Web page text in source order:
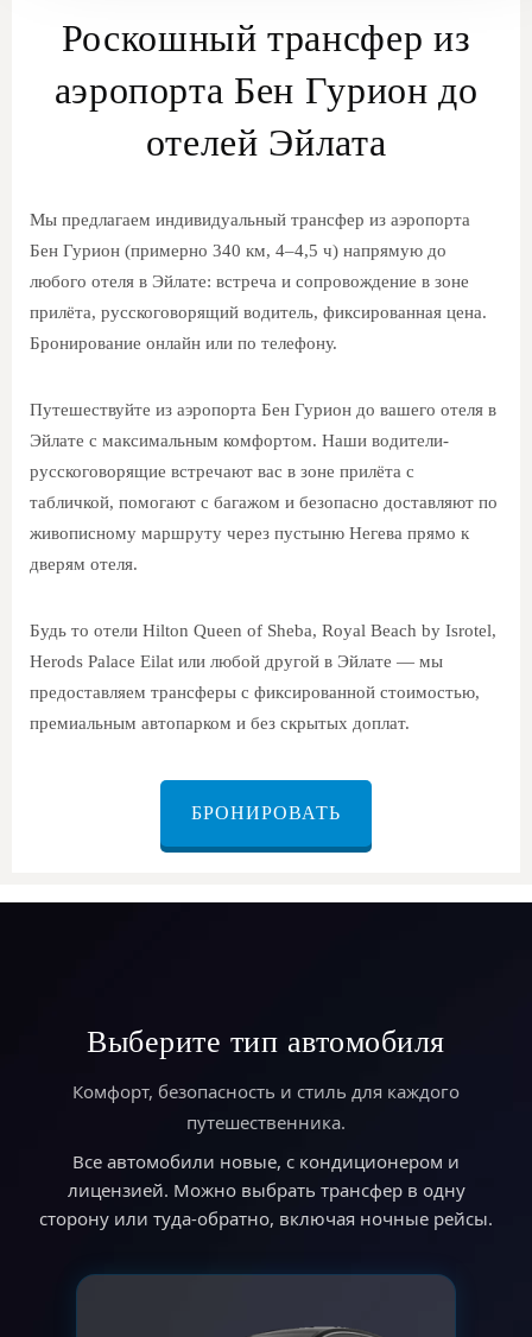
Роскошный трансфер из
аэропорта Бен Гурион до
отелей Эйлата
Мы предлагаем индивидуальный трансфер из аэропорта
Бен Гурион (примерно 340 км, 4–4,5 ч) напрямую до
любого отеля в Эйлате: встреча и сопровождение в зоне
прилёта, русскоговорящий водитель, фиксированная цена.
Бронирование онлайн или по телефону.
Путешествуйте из аэропорта Бен Гурион до вашего отеля в
Эйлате с максимальным комфортом. Наши водители-
русскоговорящие встречают вас в зоне прилёта с
табличкой, помогают с багажом и безопасно доставляют по
живописному маршруту через пустыню Негева прямо к
дверям отеля.
Будь то отели Hilton Queen of Sheba, Royal Beach by Isrotel,
Herods Palace Eilat или любой другой в Эйлате — мы
предоставляем трансферы с фиксированной стоимостью,
премиальным автопарком и без скрытых доплат.
БРОНИРОВАТЬ
Выберите тип автомобиля
Комфорт, безопасность и стиль для каждого
путешественника.
Все автомобили новые, с кондиционером и
лицензией. Можно выбрать трансфер в одну
сторону или туда-обратно, включая ночные рейсы.